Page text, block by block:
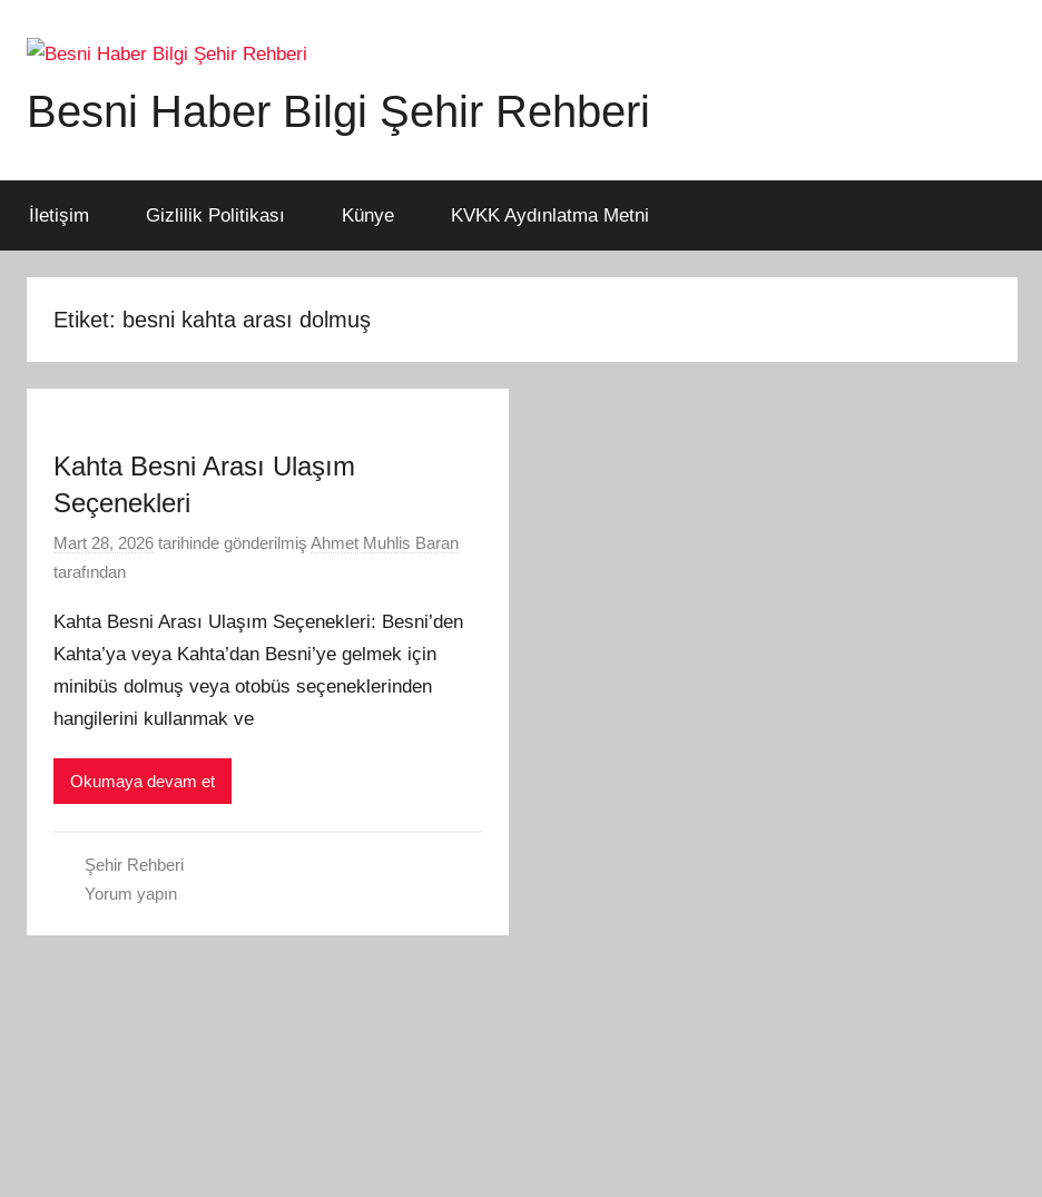
atla
Besni Haber Bilgi Şehir Rehberi
İletişim Gizlilik Politikası Künye KVKK Aydınlatma Metni
Etiket: besni kahta arası dolmuş
Kahta Besni Arası Ulaşım
Seçenekleri
Mart 28, 2026 tarihinde gönderilmiş Ahmet Muhlis Baran
tarafından
Kahta Besni Arası Ulaşım Seçenekleri: Besni’den
Kahta’ya veya Kahta’dan Besni’ye gelmek için
minibüs dolmuş veya otobüs seçeneklerinden
hangilerini kullanmak ve
Okumaya devam et
Şehir Rehberi
Yorum yapın